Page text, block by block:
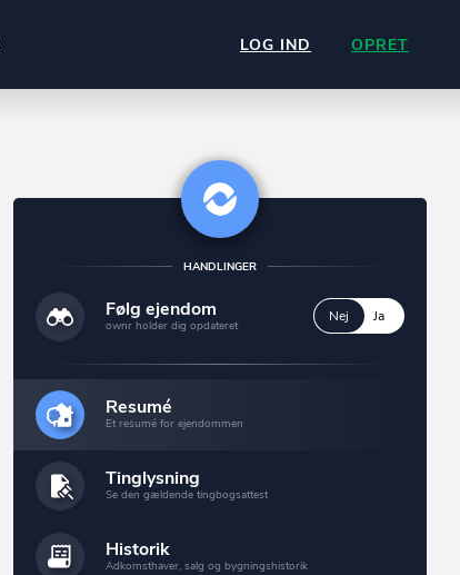
LOG IND OPRET
HANDLINGER
Følg ejendom
ownr holder dig opdateret
Nej Ja
Resumé
Et resumé for ejendommen
Tinglysning
Se den gældende tingbogsattest
Historik
Adkomsthaver, salg og bygningshistorik